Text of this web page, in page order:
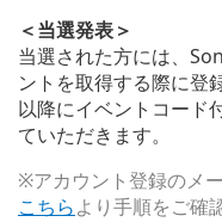
＜当選発表＞
当選された方には、
ントを取得する際に登
以降にイベントコード
ていただきます。
※アカウント登録のメ
こちらより手順をご確